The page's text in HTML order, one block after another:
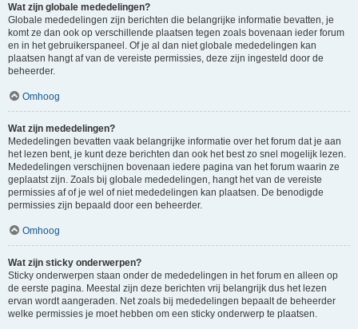
Wat zijn globale mededelingen?
Globale mededelingen zijn berichten die belangrijke informatie bevatten, je
komt ze dan ook op verschillende plaatsen tegen zoals bovenaan ieder forum
en in het gebruikerspaneel. Of je al dan niet globale mededelingen kan
plaatsen hangt af van de vereiste permissies, deze zijn ingesteld door de
beheerder.
Omhoog
Wat zijn mededelingen?
Mededelingen bevatten vaak belangrijke informatie over het forum dat je aan
het lezen bent, je kunt deze berichten dan ook het best zo snel mogelijk lezen.
Mededelingen verschijnen bovenaan iedere pagina van het forum waarin ze
geplaatst zijn. Zoals bij globale mededelingen, hangt het van de vereiste
permissies af of je wel of niet mededelingen kan plaatsen. De benodigde
permissies zijn bepaald door een beheerder.
Omhoog
Wat zijn sticky onderwerpen?
Sticky onderwerpen staan onder de mededelingen in het forum en alleen op
de eerste pagina. Meestal zijn deze berichten vrij belangrijk dus het lezen
ervan wordt aangeraden. Net zoals bij mededelingen bepaalt de beheerder
welke permissies je moet hebben om een sticky onderwerp te plaatsen.